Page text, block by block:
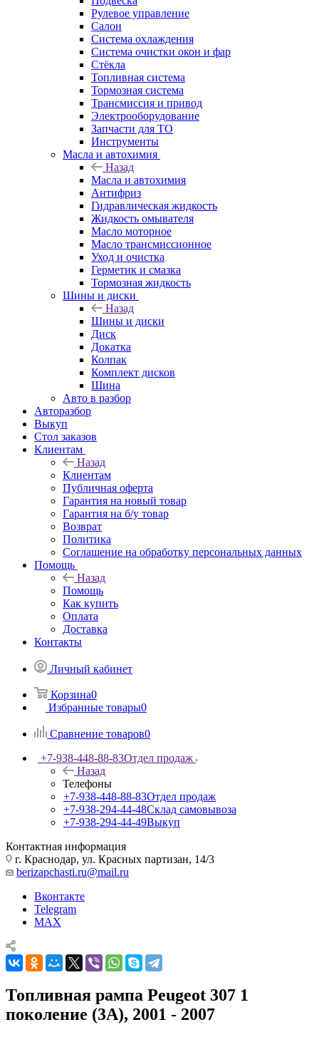
Рулевое управление
Салон
Система охлаждения
Система очистки окон и фар
Стёкла
Топливная система
Тормозная система
Трансмиссия и привод
Электрооборудование
Запчасти для ТО
Инструменты
Масла и автохимия
Назад
Масла и автохимия
Антифриз
Гидравлическая жидкость
Жидкость омывателя
Масло моторное
Масло трансмиссионное
Уход и очистка
Герметик и смазка
Тормозная жидкость
Шины и диски
Назад
Шины и диски
Диск
Докатка
Колпак
Комплект дисков
Шина
Авто в разбор
Авторазбор
Выкуп
Стол заказов
Клиентам
Назад
Клиентам
Публичная оферта
Гарантия на новый товар
Гарантия на б/у товар
Возврат
Политика
Соглашение на обработку персональных данных
Помощь
Назад
Помощь
Как купить
Оплата
Доставка
Контакты
Личный кабинет
Корзина0
Избранные товары0
Сравнение товаров0
+7-938-448-88-83Отдел продаж
Назад
Телефоны
+7-938-448-88-83Отдел продаж
+7-938-294-44-48Склад самовывоза
+7-938-294-44-49Выкуп
Контактная информация
г. Краснодар, ул. Красных партизан, 14/3
berizapchasti.ru@mail.ru
Вконтакте
Telegram
MAX
Топливная рампа Peugeot 307 1
поколение (3A), 2001 - 2007